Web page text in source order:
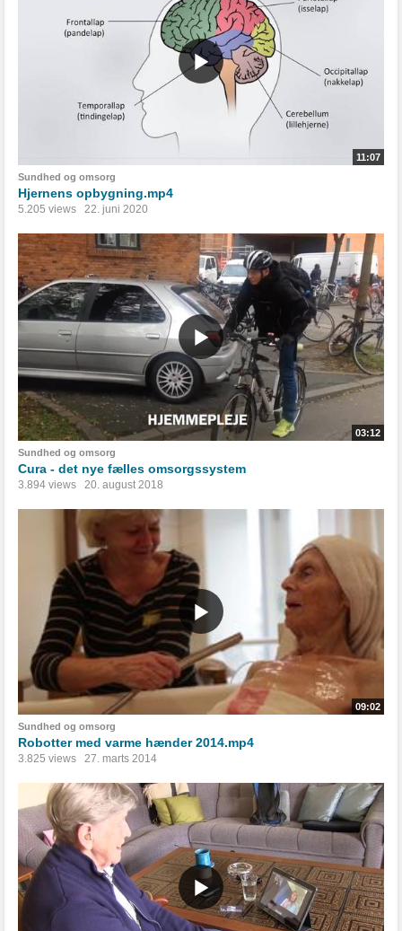
11:07
Sundhed og omsorg
Hjernens opbygning.mp4
5.205 views 22. juni 2020
03:12
Sundhed og omsorg
Cura - det nye fælles omsorgssystem
3.894 views 20. august 2018
09:02
Sundhed og omsorg
Robotter med varme hænder 2014.mp4
3.825 views 27. marts 2014